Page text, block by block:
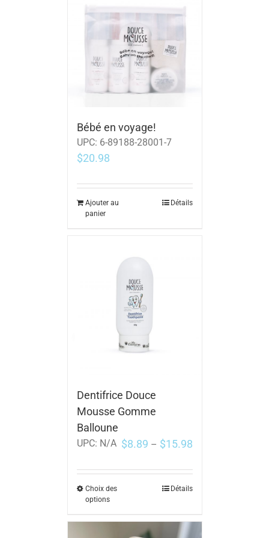
Bébé en voyage!
UPC: 6-89188-28001-7
$20.98
Ajouter au
panier
Détails
Dentifrice Douce
Mousse Gomme
Balloune
UPC: N/A $8.89 – $15.98
Choix des
options
Détails